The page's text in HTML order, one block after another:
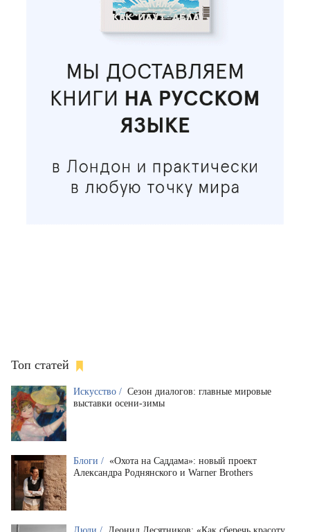
Топ статей
Искусство / Сезон диалогов: главные мировые
выставки осени-зимы
Блоги / «Охота на Саддама»: новый проект
Александра Роднянского и Warner Brothers